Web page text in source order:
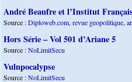
André Beaufre et l’Institut
Source :Diploweb.com, revue geopolitique,
Hors Série – Vol 501 d’Ariane 5
Source :NoLimitSecu
Vulnpocalypse
Source :NoLimitSecu